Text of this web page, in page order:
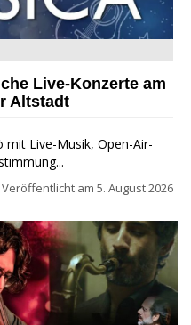
Live-Konzerte am
Altstadt
mit Live-Musik, Open-Air-
Veröffentlicht am 5. August 2026